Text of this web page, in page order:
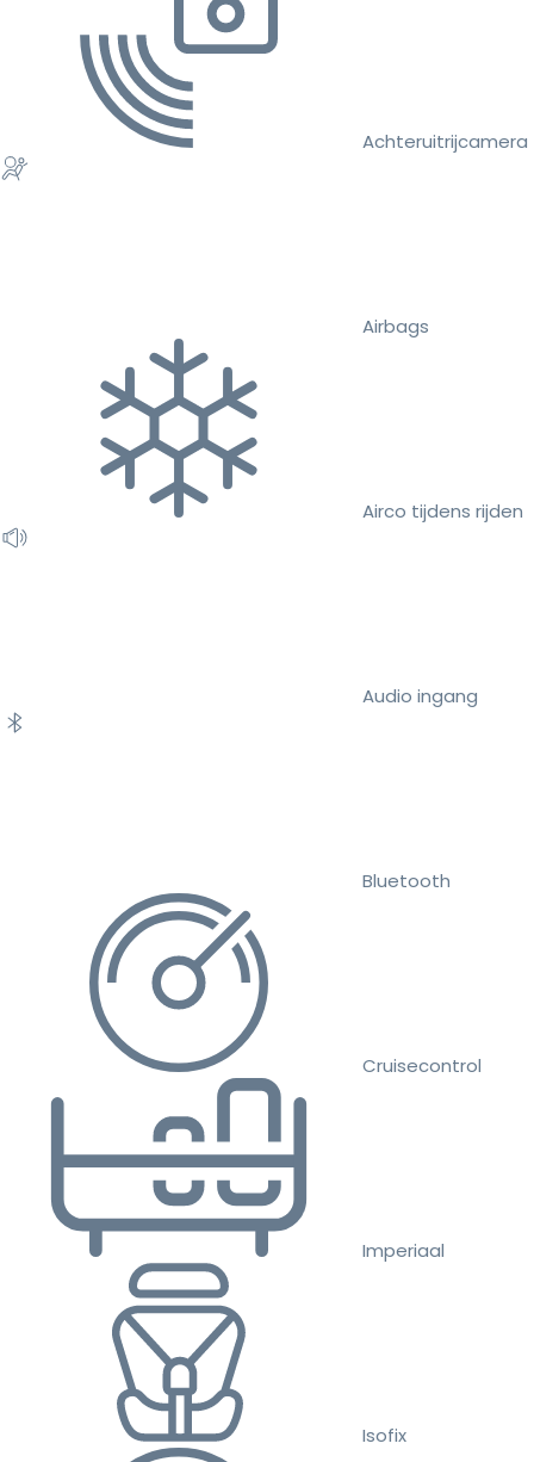
Achteruitrijcamera
Airbags
Airco tijdens rijden
Audio ingang
Bluetooth
Cruisecontrol
Imperiaal
Isofix